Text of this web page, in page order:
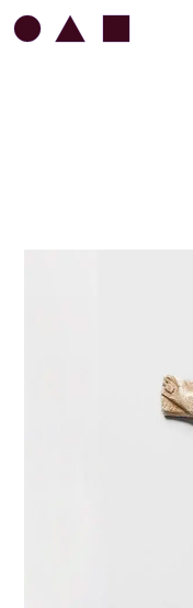
PIÈCES